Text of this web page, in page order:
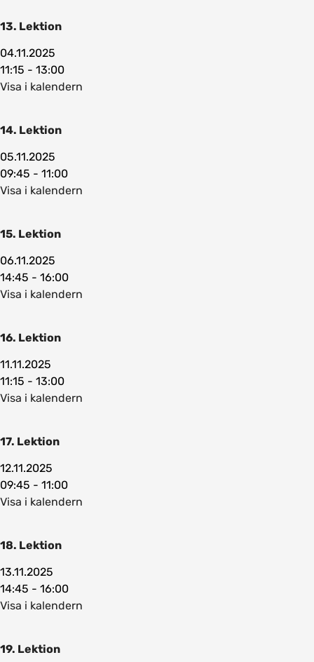
13. Lektion
04.11.2025
11:15 - 13:00
Visa i kalendern
14. Lektion
05.11.2025
09:45 - 11:00
Visa i kalendern
15. Lektion
06.11.2025
14:45 - 16:00
Visa i kalendern
16. Lektion
11.11.2025
11:15 - 13:00
Visa i kalendern
17. Lektion
12.11.2025
09:45 - 11:00
Visa i kalendern
18. Lektion
13.11.2025
14:45 - 16:00
Visa i kalendern
19. Lektion